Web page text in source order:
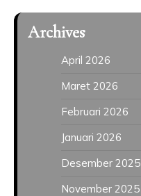
Archives
April 2026
Maret 2026
Februari 2026
Januari 2026
Desember 2025
November 2025